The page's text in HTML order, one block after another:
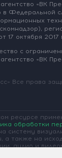
«ВК
в Федеральной
17 октября 2017
с
агентство «ВК
Все права
ресурсе
обработки
систему
а также на
аудио и